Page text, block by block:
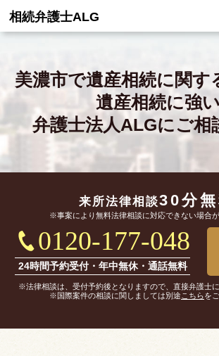
相続弁護士ALG
美濃市で遺産相続に関す
遺産相続に強い
弁護士法人ALGにご相
来所法律相談30分
※事案により無料法律相談に対応できない場合が
0120-177-048
24時間予約受付・年中無休・通話無料
※法律相談は、受付予約後となりますので、直接弁護士に
※国際案件の相談に関しましては別途 こちらを